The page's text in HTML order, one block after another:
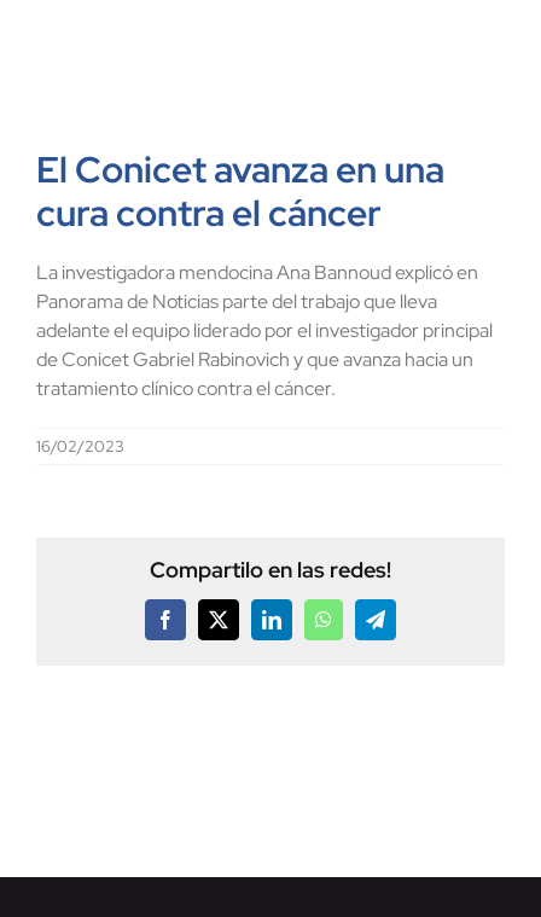
El Conicet avanza en una
cura contra el cáncer
La investigadora mendocina Ana Bannoud explicó en
Panorama de Noticias parte del trabajo que lleva
adelante el equipo liderado por el investigador principal
de Conicet Gabriel Rabinovich y que avanza hacia un
tratamiento clínico contra el cáncer.
16/02/2023
Compartilo en las redes!
Facebook
X LinkedInWhatsAppTelegram